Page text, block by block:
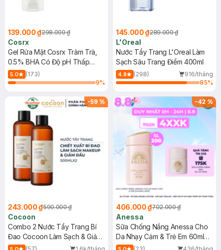
139.000 ₫298.000 ₫
Cosrx
Gel Rửa Mặt Cosrx Tràm Trà,
0.5% BHA Có Độ pH Thấp
150ml
5.0
(173)
9%
145.000 ₫289.000 ₫
L'Oreal
Nước Tẩy Trang L'Oreal Làm
Sạch Sâu Trang Điểm 400ml
4.8 (298)
916/tháng
85%
-59 %
243.000 ₫590.000 ₫
Cocoon
Combo 2 Nước Tẩy Trang Bí
Đao Cocoon Làm Sạch & Giảm
Dầu 500ml
-42%
406.000 ₫702.000 ₫
Anessa
Sữa Chống Nắng Anessa Cho
Da Nhạy Cảm & Trẻ Em 60ml
(Mới)